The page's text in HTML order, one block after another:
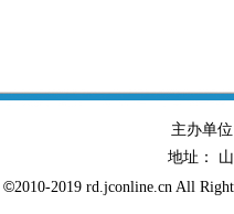
主办
地址：
©2010-2019 rd.jconline.cn All